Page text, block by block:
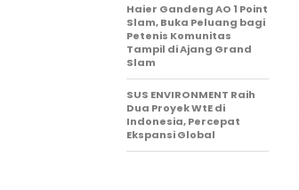
Haier Gandeng AO 1 Point
Slam, Buka Peluang bagi
Petenis Komunitas
Tampil di Ajang Grand
Slam
SUS ENVIRONMENT Raih
Dua Proyek WtE di
Indonesia, Percepat
Ekspansi Global